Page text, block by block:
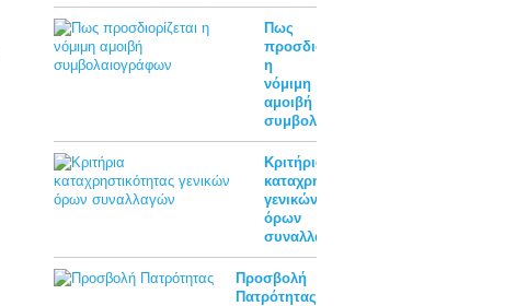
Πως
προσδιορίζεται
η
νόμιμη
αμοιβή
συμβολαιογράφων
Κριτήρια
καταχρηστικότητας
γενικών
όρων
συναλλαγών
Προσβολή
Πατρότητας